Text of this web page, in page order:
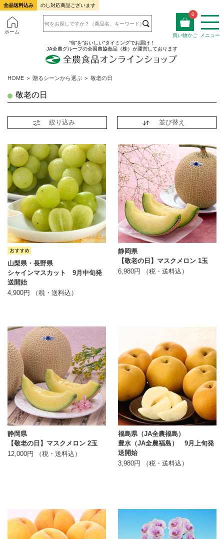
全品送料込み のし対応商品ございます
ホーム
0
買い物かご
メニュー
”旬”を”おいしい”タイミングでお届け！
JA全農グループの全国農協食品（株）が運営しております
HOME ＞ 贈るシーンから選ぶ ＞ 敬老の日
敬老の日
絞り込み 並び替え
山梨県・長野県
シャインマスカット 9月中旬発
送開始
4,900円 （税・送料込）
静岡県
【敬老の日】マスクメロン 1玉
6,980円 （税・送料込）
静岡県
【敬老の日】マスクメロン 2玉
12,000円 （税・送料込）
福島県（JA全農福島）
豊水（JA全農福島） 9月上旬発
送開始
3,980円 （税・送料込）